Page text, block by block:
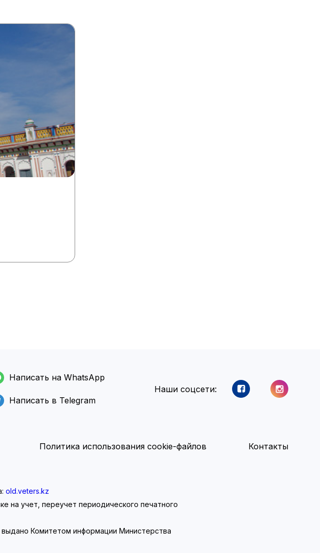
Написать на WhatsApp
Написать в Telegram
Наши соцсети:
Политика использования cookie-файлов Контакты
old.veters.kz
на учет, переучет периодического печатного
выдано Комитетом информации Министерства